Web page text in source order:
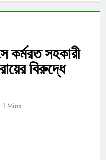
কর্মরত সহকারী
বিরুদ্ধে
1 Mins